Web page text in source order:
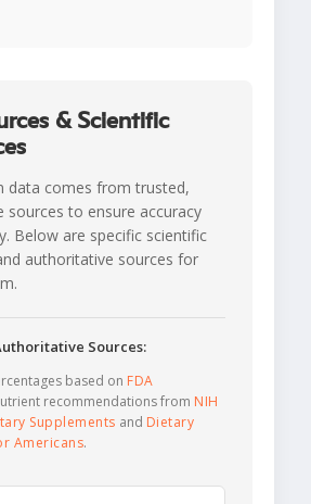
& Scientific
data comes from trusted,
sources to ensure accuracy
Below are specific scientific
authoritative sources for
Sources:
based on FDA
recommendations from NIH
Supplements and Dietary
Americans.